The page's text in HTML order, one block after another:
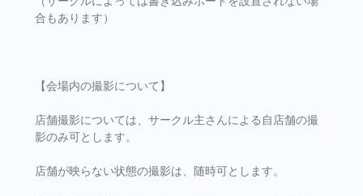
合もあります）
【会場内の撮影について】
店舗撮影については、サークル主さんによる自店舗の撮
影のみ可とします。
店舗が映らない状態の撮影は、随時可とします。